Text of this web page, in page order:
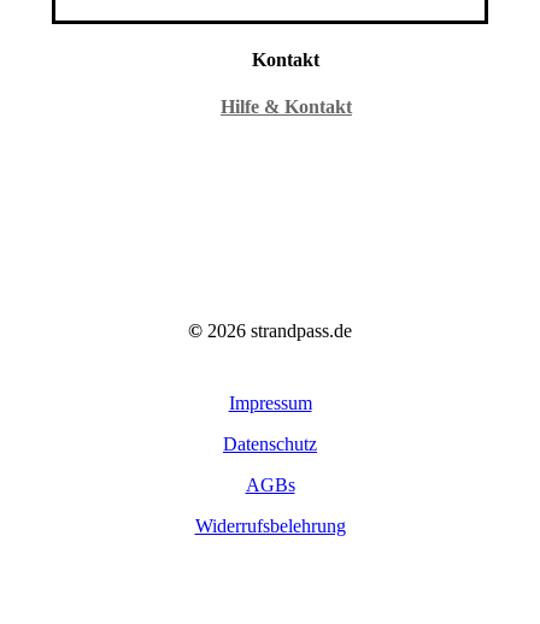
Kontakt
Hilfe & Kontakt
© 2026 strandpass.de
Impressum
Datenschutz
AGBs
Widerrufsbelehrung